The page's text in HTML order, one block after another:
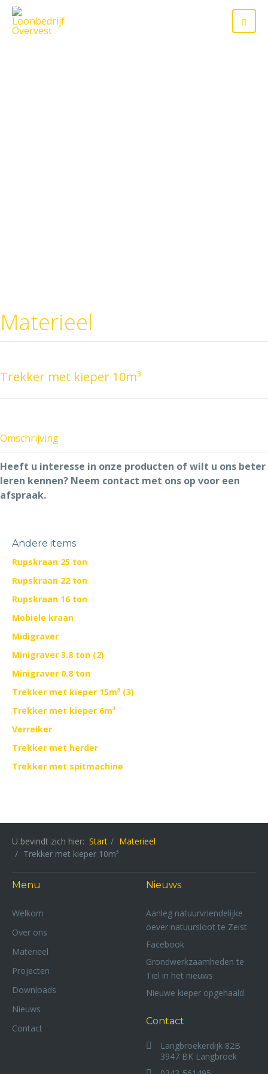
Materieel
Trekker met kieper 10m³
Omschrijving
Heeft u interesse in onze producten of wilt u ons beter
leren kennen? Neem contact met ons op voor een
afspraak.
Andere items
Rupskraan 25 ton
Rupskraan 22 ton
Rupskraan 16 ton
Mobiele kraan
Midigraver
Minigraver 3.8 ton (2)
Minigraver 0.8 ton
Trekker met kieper 15m³ (3)
Trekker met kieper 6m³
Verreiker
Trekker met herder
Trekker met spitmachine
U bevindt zich hier: Start
Materieel
Trekker met kieper 10m³
Menu
Welkom
Over ons
Materieel
Projecten
Downloads
Nieuws
Contact
Nieuws
Aanleg natuurvriendelijke
oever natuursloot te Zeist
Facebook
Grondwerkzaamheden te
Tiel in het nieuws
Nieuwe kieper opgehaald
Contact
Langbroekerdijk 82B
3947 BK Langbroek